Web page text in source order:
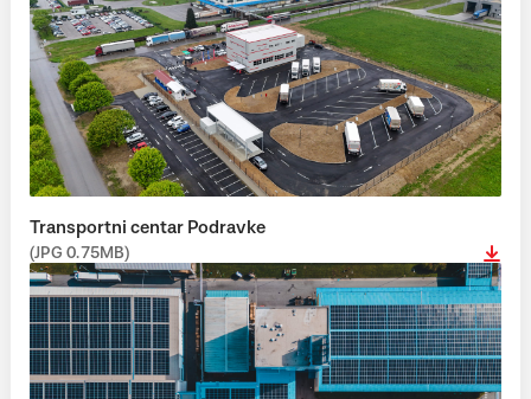
Transportni centar Podravke
(JPG 0.75MB)